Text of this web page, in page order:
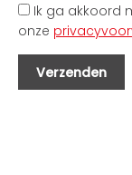
Ik ga akkoord
onze